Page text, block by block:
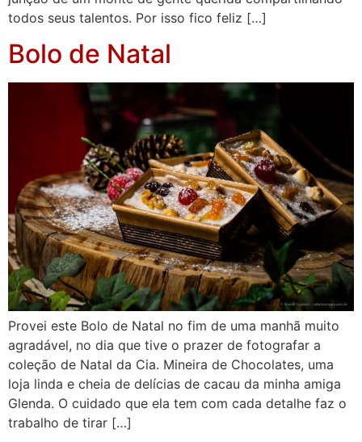
todos seus talentos. Por isso fico feliz […]
Bolo de Natal
Provei este Bolo de Natal no fim de uma manhã muito
agradável, no dia que tive o prazer de fotografar a
coleção de Natal da Cia. Mineira de Chocolates, uma
loja linda e cheia de delícias de cacau da minha amiga
Glenda. O cuidado que ela tem com cada detalhe faz o
trabalho de tirar […]